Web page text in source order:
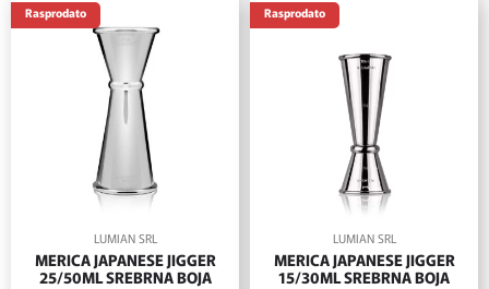
Rasprodato
LUMIAN SRL
MERICA JAPANESE JIGGER
25/50ML SREBRNA BOJA
Rasprodato
LUMIAN SRL
MERICA JAPANESE JIGGER
15/30ML SREBRNA BOJA